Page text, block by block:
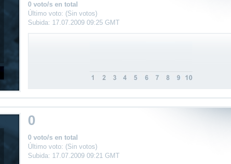
0 voto/s en total
Último voto: (Sin votos)
Subida: 17.07.2009 09:25 GMT
0
0 voto/s en total
Último voto: (Sin votos)
Subida: 17.07.2009 09:21 GMT